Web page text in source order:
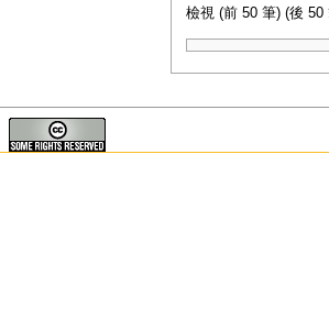
檢視 (前 50 筆) (後 50